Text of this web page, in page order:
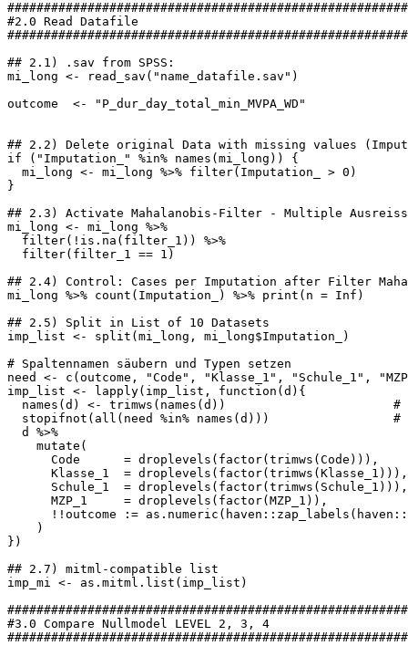
#2.0 Read Datafile
## 2.1) .sav from SPSS:
mi_long <- read_sav("name_datafile.sav")
outcome  <- "P_dur_day_total_min_MVPA_WD"
## 2.2) Delete original Data with missing values
if ("Imputation_" %in% names(mi_long)) {
  mi_long <- mi_long %>% filter(Imputation_ > 0)
}
## 2.3) Activate Mahalanobis-Filter - Multiple
mi_long <- mi_long %>%
  filter(!is.na(filter_1)) %>%
  filter(filter_1 == 1)
## 2.4) Control: Cases per Imputation after Filter
mi_long %>% count(Imputation_) %>% print(n = Inf)
## 2.5) Split in List of 10 Datasets
imp_list <- split(mi_long, mi_long$Imputation_)
# Spaltennamen säubern und Typen setzen
need <- c(outcome, "Code", "Klasse_1", "Schule_1",
imp_list <- lapply(imp_list, function(d){
names(d) <- trimws(names(d))                       #
stopifnot(all(need %in% names(d)))                 #
  d %>%
    mutate(
      Code      = droplevels(factor(trimws(Code))),
      Klasse_1  = droplevels(factor(trimws(Klasse_1))),
      Schule_1  = droplevels(factor(trimws(Schule_1))),
      MZP_1     = droplevels(factor(MZP_1)),
!!outcome :=
    )
})
## 2.7) mitml-compatible list
imp_mi <- as.mitml.list(imp_list)
#3.0 Compare Nullmodel LEVEL 2, 3, 4